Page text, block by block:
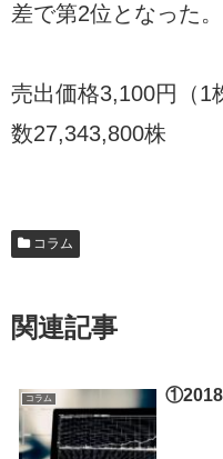
差で第2位となった。
売出価格3,100円（1
数27,343,800株
コラム
関連記事
コラム